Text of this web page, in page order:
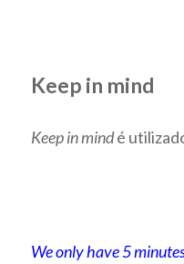
Keep in mind
Keep in mindé
We only have 5